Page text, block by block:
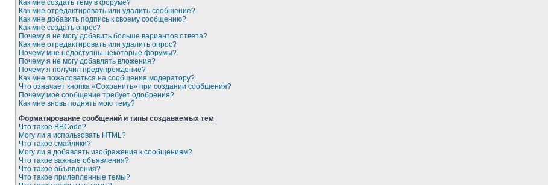
Как мне создать тему в форуме?
Как мне отредактировать или удалить сообщение?
Как мне добавить подпись к своему сообщению?
Как мне создать опрос?
Почему я не могу добавить больше вариантов ответа?
Как мне отредактировать или удалить опрос?
Почему мне недоступны некоторые форумы?
Почему я не могу добавлять вложения?
Почему я получил предупреждение?
Как мне пожаловаться на сообщения модератору?
Что означает кнопка «Сохранить» при создании сообщения?
Почему моё сообщение требует одобрения?
Как мне вновь поднять мою тему?
Форматирование сообщений и типы создаваемых тем
Что такое BBCode?
Могу ли я использовать HTML?
Что такое смайлики?
Могу ли я добавлять изображения к сообщениям?
Что такое важные объявления?
Что такое объявления?
Что такое прилепленные темы?